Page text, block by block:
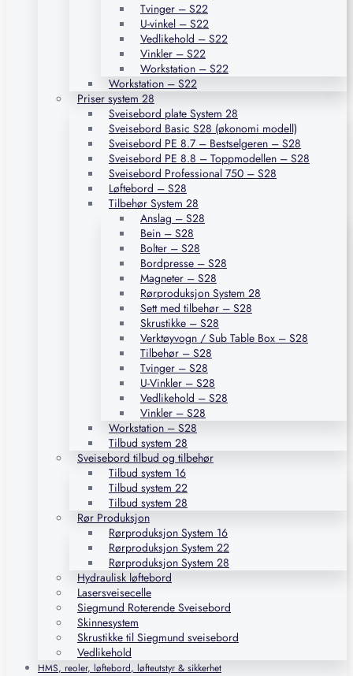
Tvinger – S22
U-vinkel – S22
Vedlikehold – S22
Vinkler – S22
Workstation – S22
Workstation – S22
Priser system 28
Sveisebord plate System 28
Sveisebord Basic S28 (økonomi modell)
Sveisebord PE 8.7 – Bestselgeren – S28
Sveisebord PE 8.8 – Toppmodellen – S28
Sveisebord Professional 750 – S28
Løftebord – S28
Tilbehør System 28
Anslag – S28
Bein – S28
Bolter – S28
Bordpresse – S28
Magneter – S28
Rørproduksjon System 28
Sett med tilbehør – S28
Skrustikke – S28
Verktøyvogn / Sub Table Box – S28
Tilbehør – S28
Tvinger – S28
U-Vinkler – S28
Vedlikehold – S28
Vinkler – S28
Workstation – S28
Tilbud system 28
Sveisebord tilbud og tilbehør
Tilbud system 16
Tilbud system 22
Tilbud system 28
Rør Produksjon
Rørproduksjon System 16
Rørproduksjon System 22
Rørproduksjon System 28
Hydraulisk løftebord
Lasersveisecelle
Siegmund Roterende Sveisebord
Skinnesystem
Skrustikke til Siegmund sveisebord
Vedlikehold
HMS, reoler, løftebord, løfteutstyr & sikkerhet